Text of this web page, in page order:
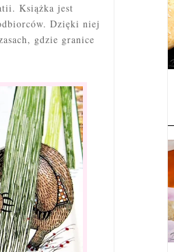
Książka jest
Dzięki niej
gdzie granice